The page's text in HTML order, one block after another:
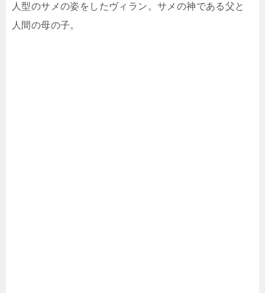
人型のサメの姿をしたヴィラン。サメの神である父と
人間の母の子。